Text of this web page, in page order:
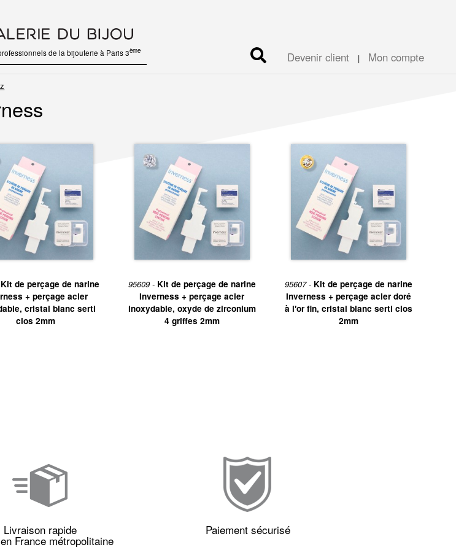
Devenir client | Mon compte
de la bijouterie à Paris 3ème
Kit de perçage de narine
+ perçage acier
cristal blanc serti
clos 2mm
95609 - Kit de perçage de narine
Inverness + perçage acier
inoxydable, oxyde de zirconium
4 griffes 2mm
95607 - Kit de perçage de narine
Inverness + perçage acier doré
à l'or fin, cristal blanc serti clos
2mm
Livraison rapide
France métropolitaine
Paiement sécurisé